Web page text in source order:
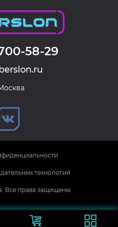
58-29
Все права защищены.
технологий